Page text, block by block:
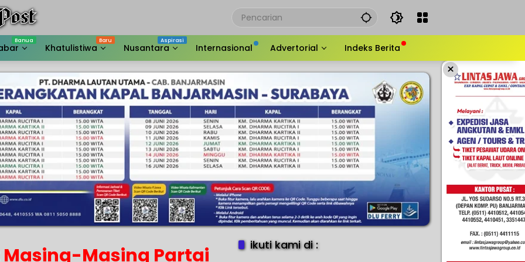
Khatulistiwa Nusantara Internasional Advertorial Indeks Berita
×
Masing Partai
ikuti kami di :